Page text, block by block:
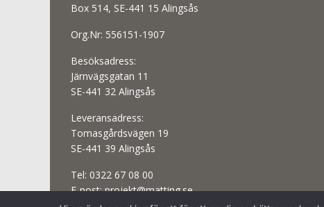
Box 514, SE-441 15 Alingsås
Org.Nr: 556151-1907
Besöksadress:
Järnvägsgatan 11
SE-441 32 Alingsås
Leveransadress:
Tomasgårdsvägen 19
SE-441 39 Alingsås
Tel: 0322 67 08 00
E-post:projekt@matting.se